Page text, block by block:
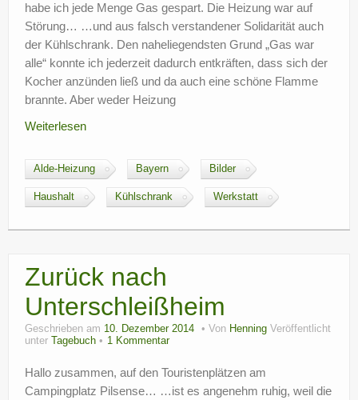
habe ich jede Menge Gas gespart. Die Heizung war auf
Störung… …und aus falsch verstandener Solidarität auch
der Kühlschrank. Den naheliegendsten Grund „Gas war
alle“ konnte ich jederzeit dadurch entkräften, dass sich der
Kocher anzünden ließ und da auch eine schöne Flamme
brannte. Aber weder Heizung
Weiterlesen
Alde-Heizung Bayern Bilder
Haushalt Kühlschrank Werkstatt
Zurück nach
Unterschleißheim
Geschrieben am 10. Dezember 2014 Von Henning Veröffentlicht
unter
Tagebuch 1 Kommentar
Hallo zusammen, auf den Touristenplätzen am
Campingplatz Pilsense… …ist es angenehm ruhig, weil die